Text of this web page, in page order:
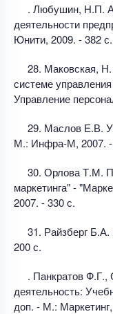
. Любушин, Н.П.
деятельности
Юнити, 2009. - 382 с.
28. Маковская,
системе
Управление
29. Маслов Е.В.
М.: Инфра-М, 2007. -
30. Орлова Т.М.
маркетинга" -
2007. - 330 с.
31. Райзберг
200 с.
. Панкратов Ф.Г.,
деятельность:
доп. - М.: